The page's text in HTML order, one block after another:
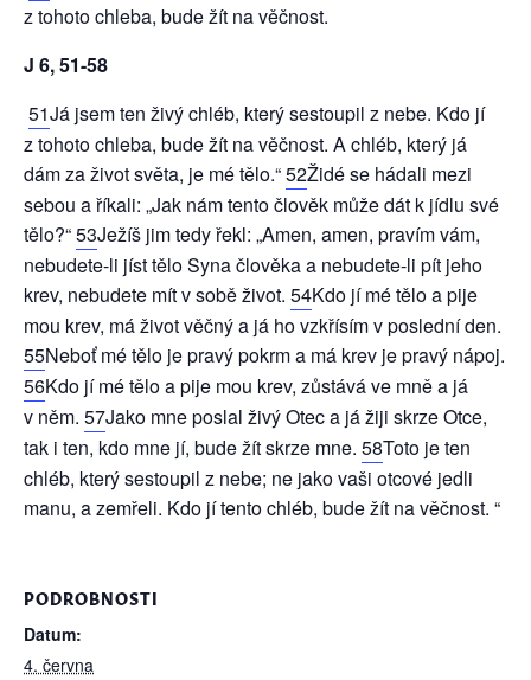
z tohoto chleba, bude žít na věčnost.
J 6, 51-58
51Já jsem ten živý chléb, který sestoupil z nebe. Kdo jí
z tohoto chleba, bude žít na věčnost. A chléb, který já
dám za život světa, je mé tělo.“52Židé se hádali mezi
sebou a říkali: „Jak nám tento člověk může dát k jídlu své
tělo?“53Ježíš jim tedy řekl: „Amen, amen, pravím vám,
nebudete-li jíst tělo Syna člověka a nebudete-li pít jeho
krev, nebudete mít v sobě život. 54Kdo jí mé tělo a pije
mou krev, má život věčný a já ho vzkřísím v poslední den.
55Neboť mé tělo je pravý pokrm a má krev je pravý nápoj.
56Kdo jí mé tělo a pije mou krev, zůstává ve mně a já
v něm. 57Jako mne poslal živý Otec a já žiji skrze Otce,
tak i ten, kdo mne jí, bude žít skrze mne. 58Toto je ten
chléb, který sestoupil z nebe; ne jako vaši otcové jedli
manu, a zemřeli. Kdo jí tento chléb, bude žít na věčnost. “
PODROBNOSTI
Datum:
4. června